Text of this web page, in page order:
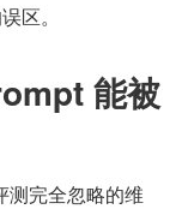
区。
能被
测完全忽略的维